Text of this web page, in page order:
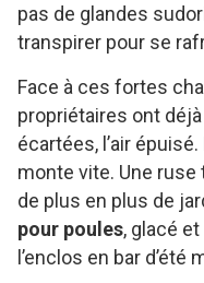
pas de glandes
transpirer pour se
Face à ces fortes
propriétaires ont
écartées, l’air
monte vite. Une
de plus en plus de
pour poules, glacé
l’enclos en bar d’été